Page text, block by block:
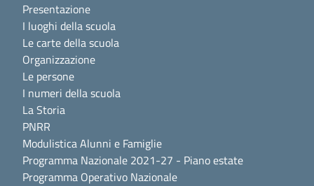
Presentazione
I luoghi della scuola
Le carte della scuola
Organizzazione
Le persone
I numeri della scuola
La Storia
PNRR
Modulistica Alunni e Famiglie
Programma Nazionale 2021-27 - Piano estate
Programma Operativo Nazionale